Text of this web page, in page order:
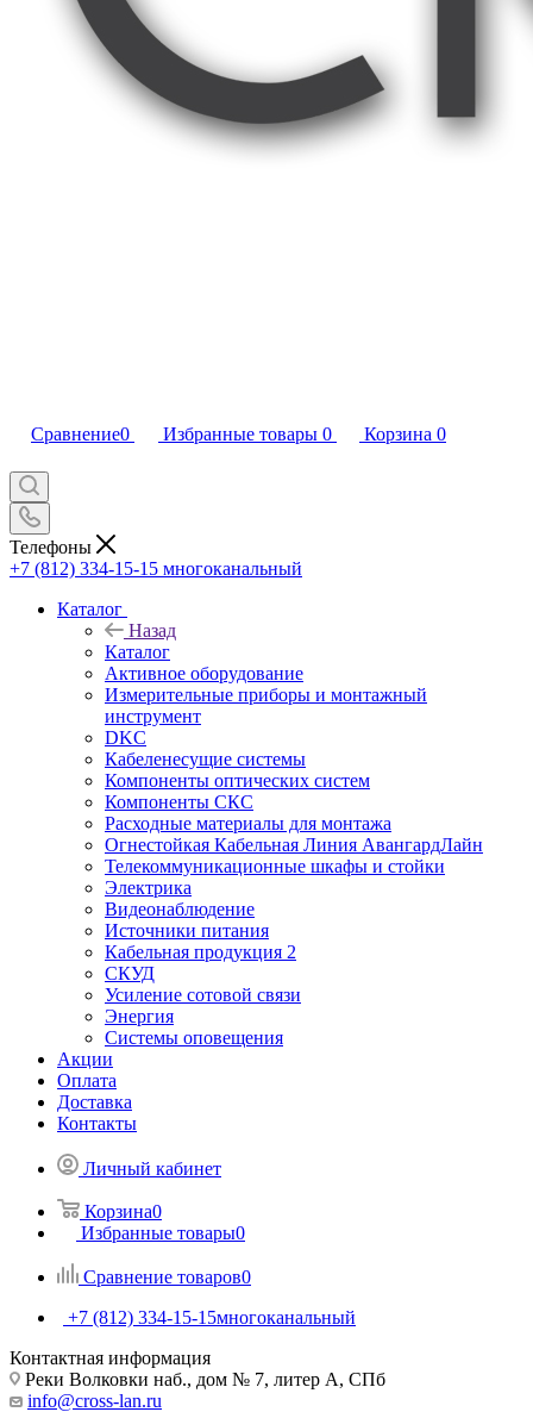
Сравнение0 Избранные товары 0 Корзина 0
Телефоны
+7 (812) 334-15-15 многоканальный
Каталог
Назад
Каталог
Активное оборудование
Измерительные приборы и монтажный
инструмент
DKC
Кабеленесущие системы
Компоненты оптических систем
Компоненты СКС
Расходные материалы для монтажа
Огнестойкая Кабельная Линия АвангардЛайн
Телекоммуникационные шкафы и стойки
Электрика
Видеонаблюдение
Источники питания
Кабельная продукция 2
СКУД
Усиление сотовой связи
Энергия
Системы оповещения
Акции
Оплата
Доставка
Контакты
Личный кабинет
Корзина0
Избранные товары0
Сравнение товаров0
+7 (812) 334-15-15многоканальный
Контактная информация
Реки Волковки наб., дом № 7, литер А, СПб
info@cross-lan.ru